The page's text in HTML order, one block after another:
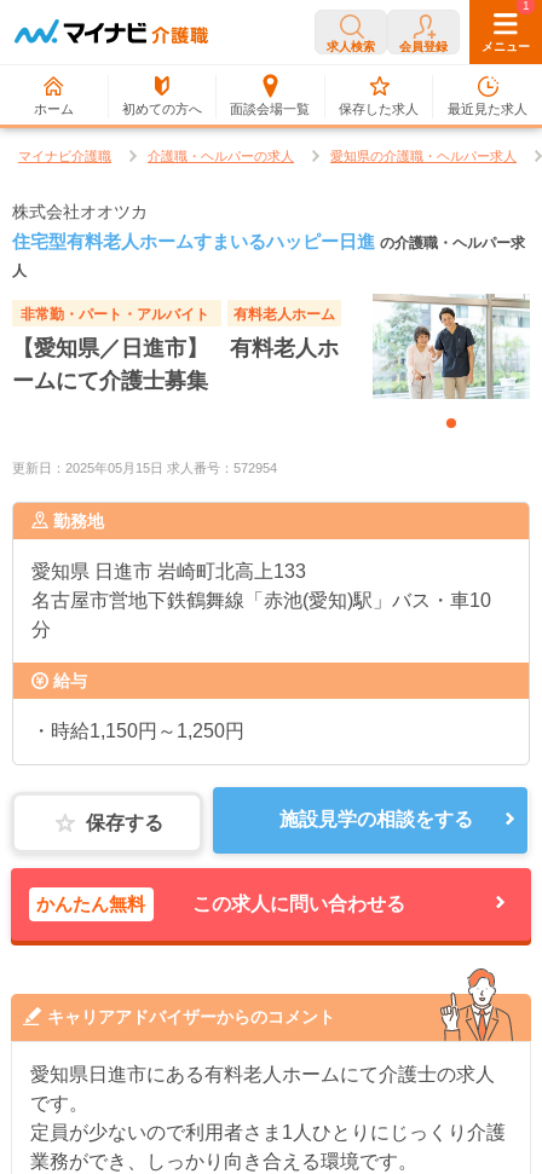
求人検索 会員登録 メニュー
ホーム 初めての方へ 面談会場一覧
0
保存した求人
1
最近見た求人
マイナビ介護職 介護職・ヘルパーの求人 愛知県の介護職・ヘルパー求人
株式会社オオツカ
住宅型有料老人ホームすまいるハッピー日進 の介護職・ヘルパー求
人
非常勤・パート・アルバイト 有料老人ホーム
【愛知県／日進市】 有料老人ホ
ームにて介護士募集
更新日：2025年05月15日 求人番号：572954
勤務地
愛知県 日進市 岩崎町北高上133
名古屋市営地下鉄鶴舞線「赤池(愛知)駅」バス・車10
分
給与
・時給1,150円～1,250円
保存する 施設見学の相談をする
かんたん無料 この求人に問い合わせる
キャリアアドバイザーからのコメント
愛知県日進市にある有料老人ホームにて介護士の求人
です。
定員が少ないので利用者さま1人ひとりにじっくり介護
業務ができ、しっかり向き合える環境です。